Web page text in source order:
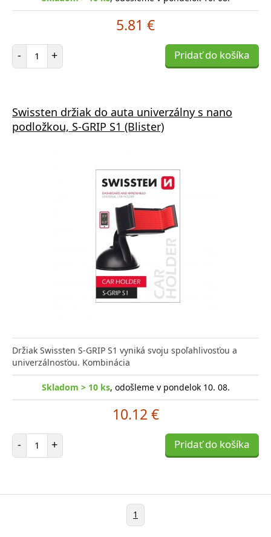
5.81 €
- Počet položiek
+ Pridať do košíka
Swissten držiak do auta univerzálny s nano
podložkou, S-GRIP S1 (Blister)
Držiak Swissten S-GRIP S1 vyniká svoju spoľahlivosťou a
univerzálnosťou. Kombinácia
Skladom > 10 ks, odošleme v pondelok 10. 08.
10.12 €
- Počet položiek
+ Pridať do košíka
1